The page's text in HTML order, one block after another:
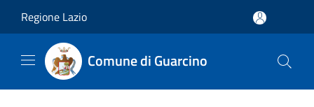
Regione Lazio
Comune di Guarcino